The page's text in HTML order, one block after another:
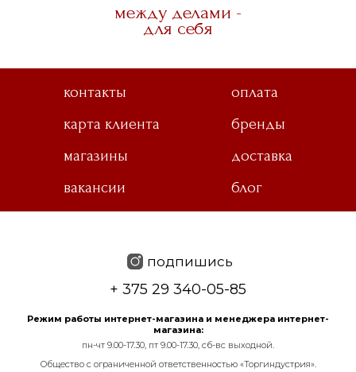
между делами -
для себя
контакты
оплата
карта клиента
бренды
магазины
доставка
вакансии
блог
подпишись
+ 375 29 340-05-85
Режим работы интернет-магазина и менеджера интернет-
магазина:
пн-чт 9.00-17.30, пт 9.00-17.30, сб-вс выходной.
Общество с ограниченной ответственностью «Торгиндустрия».